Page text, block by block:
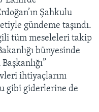
Şahkulu
gündeme taşındı.
tüm meseleleri takip
bünyesinde
ihtiyaçlarını
gibi giderlerine de